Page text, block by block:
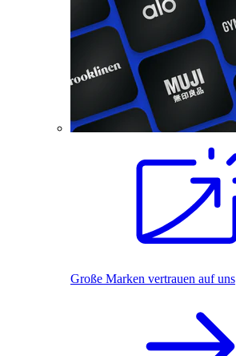
Große Marken vertrauen auf uns